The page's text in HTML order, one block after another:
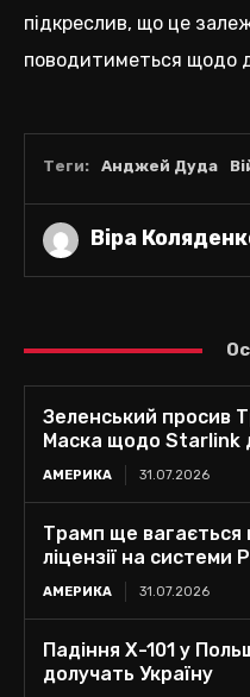
підкреслив, що це
поводитиметься щодо
Віра
Теги: Анджей Дуда
Зеленський просив
Маска щодо Starlink
АМЕРИКА 31.07.2026
Трамп ще вагається
ліцензії на системи
АМЕРИКА 31.07.2026
Падіння Х-101 у
долучать Україну